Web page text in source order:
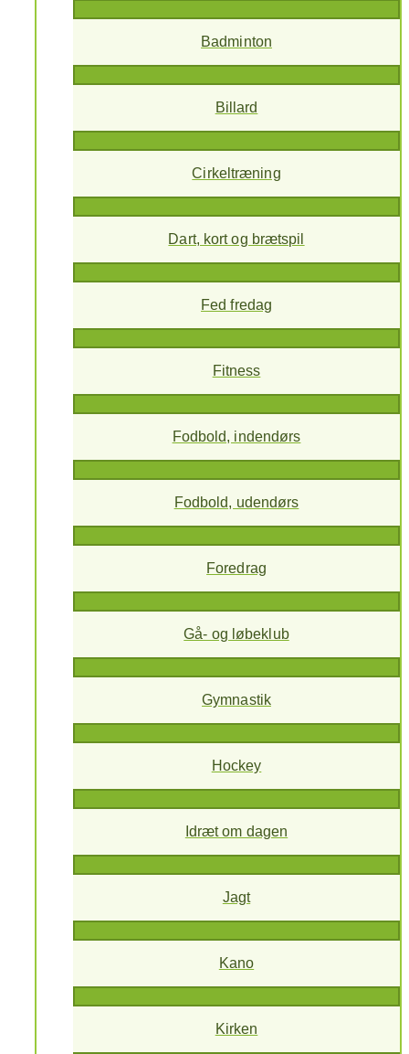
Badminton
Billard
Cirkeltræning
Dart, kort og brætspil
Fed fredag
Fitness
Fodbold, indendørs
Fodbold, udendørs
Foredrag
Gå- og løbeklub
Gymnastik
Hockey
Idræt om dagen
Jagt
Kano
Kirken